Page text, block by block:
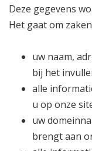
Deze gegevens
Het gaat om
uw naam,
bij het
alle
u op onze
uw
brengt aan